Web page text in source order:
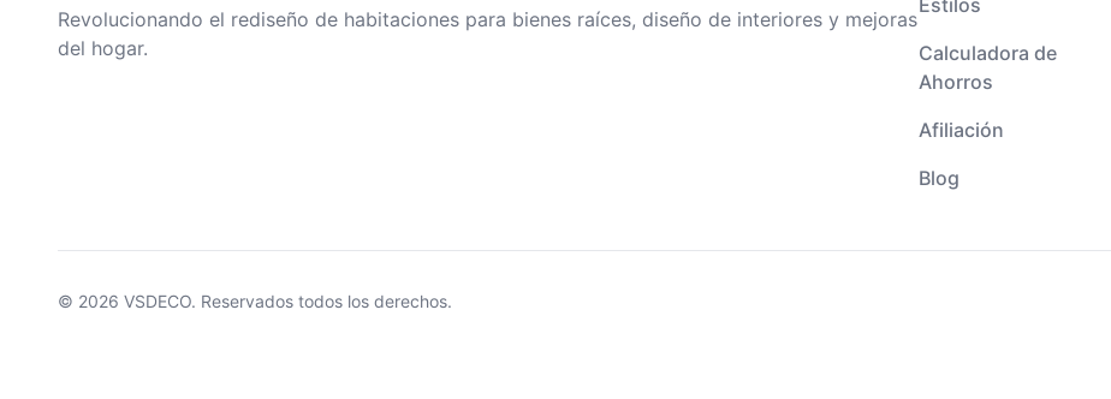
Revolucionando el rediseño de habitaciones para bienes raíces, diseño de interiores y mejoras
del hogar.
Estilos
Calculadora de
Ahorros
Afiliación
Blog
© 2026 VSDECO. Reservados todos los derechos.